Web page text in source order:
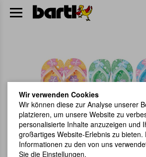
Wir verwenden Cookies
Wir können diese zur Analyse unserer
platzieren, um unsere Website zu
personalisierte Inhalte anzuzeigen und
großartiges Website-Erlebnis zu bieten.
Informationen zu den von uns
Sie die Einstellungen.